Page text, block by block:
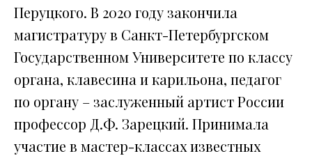
Перуцкого. В 2020 году закончила
магистратуру в Санкт-Петербургском
Государственном Университете по классу
органа, клавесина и карильона, педагог
по органу – заслуженный артист России
профессор Д.Ф. Зарецкий. Принимала
участие в мастер-классах известных